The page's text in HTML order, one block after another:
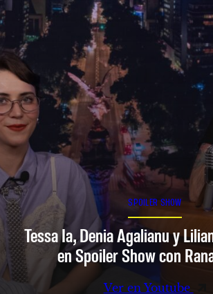
SPOILER SHOW
Tessa Ia, Denia Agalianu y
en Spoiler Show con
Ver en Youtube